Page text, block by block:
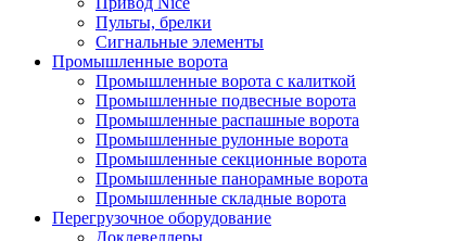
Пульты, брелки
Сигнальные элементы
Промышленные ворота
Промышленные ворота с калиткой
Промышленные подвесные ворота
Промышленные распашные ворота
Промышленные рулонные ворота
Промышленные секционные ворота
Промышленные панорамные ворота
Промышленные складные ворота
Перегрузочное оборудование
Доклевеллеры